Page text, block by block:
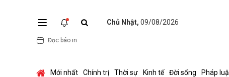
Chủ Nhật, 09/08/2026
Đọc báo in
Mới nhất Chính trị Thời sự Kinh tế Đời sống Pháp
Gửi